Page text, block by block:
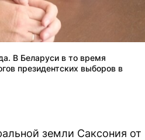
В Беларуси в то время
президентских выборов в
земли Саксония от